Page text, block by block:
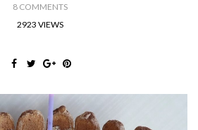
8 COMMENTS
2923 VIEWS